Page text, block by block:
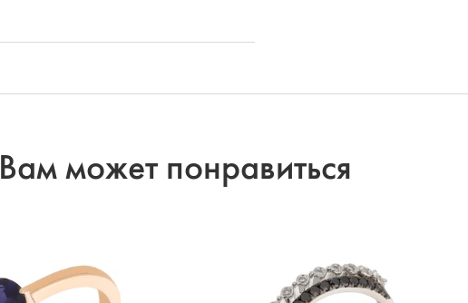
Вам может понравиться